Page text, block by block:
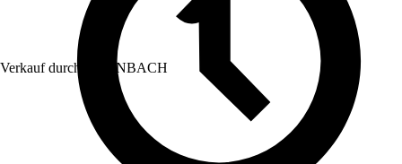
Verkauf durch: HORNBACH